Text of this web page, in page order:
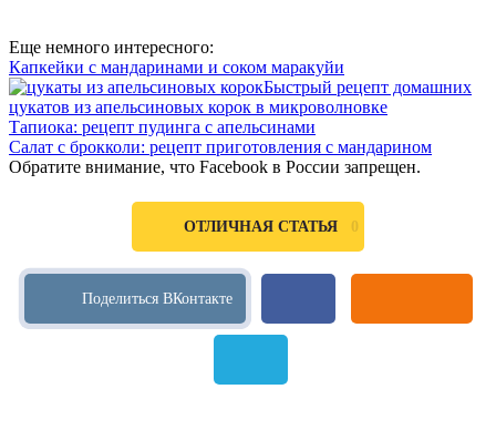
Еще немного интересного:
Капкейки с мандаринами и соком маракуйи
Быстрый рецепт домашних
цукатов из апельсиновых корок в микроволновке
Тапиока: рецепт пудинга с апельсинами
Салат с брокколи: рецепт приготовления с мандарином
Обратите внимание, что Facebook в России запрещен.
ОТЛИЧНАЯ СТАТЬЯ 0